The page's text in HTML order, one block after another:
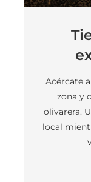
Acércate
zona y
olivarera.
local